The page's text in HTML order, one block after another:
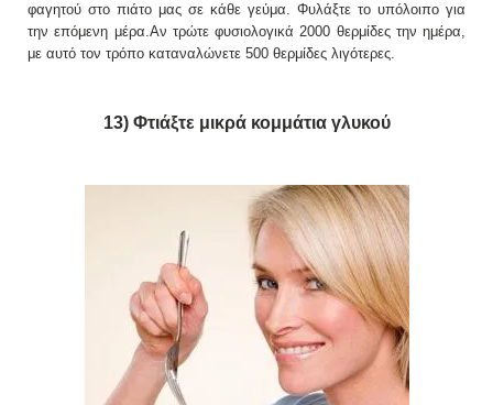
φαγητού στο πιάτο μας σε κάθε γεύμα. Φυλάξτε το υπόλοιπο για
την επόμενη μέρα.Αν τρώτε φυσιολογικά 2000 θερμίδες την ημέρα,
με αυτό τον τρόπο καταναλώνετε 500 θερμίδες λιγότερες.
13) Φτιάξτε μικρά κομμάτια γλυκού